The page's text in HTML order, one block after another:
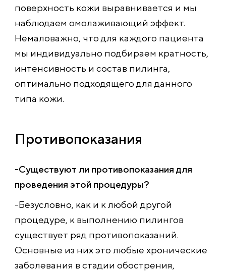
поверхность кожи выравнивается и мы
наблюдаем омолаживающий эффект.
Немаловажно, что для каждого пациента
мы индивидуально подбираем кратность,
интенсивность и состав пилинга,
оптимально подходящего для данного
типа кожи.
Противопоказания
-Существуют ли противопоказания для
проведения этой процедуры?
-Безусловно, как и к любой другой
процедуре, к выполнению пилингов
существует ряд противопоказаний.
Основные из них это любые хронические
заболевания в стадии обострения,